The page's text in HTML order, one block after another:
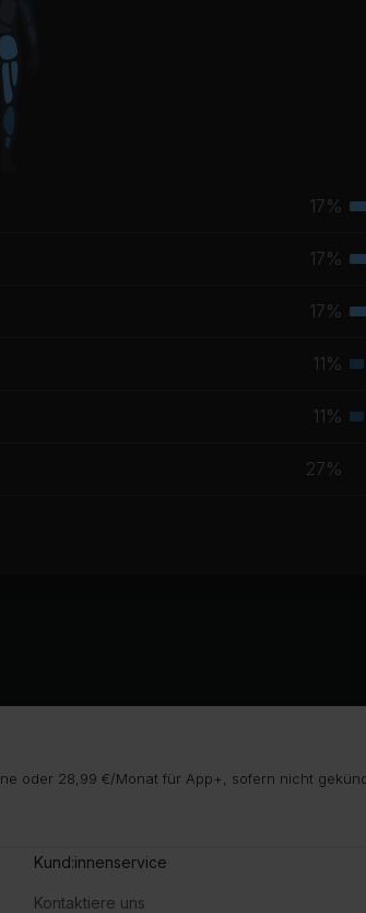
17%
17%
17%
11%
11%
27%
oder 28,99 €/Monat für App+, sofern nicht
Kund:innenservice
Kontaktiere uns